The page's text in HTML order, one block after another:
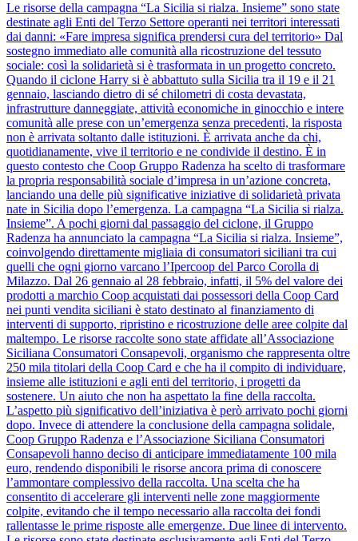
Le risorse della campagna “La Sicilia si rialza. Insieme” sono state
destinate agli Enti del Terzo Settore operanti nei territori interessati
dai danni: «Fare impresa significa prendersi cura del territorio» Dal
sostegno immediato alle comunità alla ricostruzione del tessuto
sociale: così la solidarietà si è trasformata in un progetto concreto.
Quando il ciclone Harry si è abbattuto sulla Sicilia tra il 19 e il 21
gennaio, lasciando dietro di sé chilometri di costa devastata,
infrastrutture danneggiate, attività economiche in ginocchio e intere
comunità alle prese con un’emergenza senza precedenti, la risposta
non è arrivata soltanto dalle istituzioni. È arrivata anche da chi,
quotidianamente, vive il territorio e ne condivide il destino. È in
questo contesto che Coop Gruppo Radenza ha scelto di trasformare
la propria responsabilità sociale d’impresa in un’azione concreta,
lanciando una delle più significative iniziative di solidarietà privata
nate in Sicilia dopo l’emergenza. La campagna “La Sicilia si rialza.
Insieme”. A pochi giorni dal passaggio del ciclone, il Gruppo
Radenza ha annunciato la campagna “La Sicilia si rialza. Insieme”,
coinvolgendo direttamente migliaia di consumatori siciliani tra cui
quelli che ogni giorno varcano l’Ipercoop del Parco Corolla di
Milazzo. Dal 26 gennaio al 28 febbraio, infatti, il 5% del valore dei
prodotti a marchio Coop acquistati dai possessori della Coop Card
nei punti vendita siciliani è stato destinato al finanziamento di
interventi di supporto, ripristino e ricostruzione delle aree colpite dal
maltempo. Le risorse raccolte sono state affidate all’Associazione
Siciliana Consumatori Consapevoli, organismo che rappresenta oltre
250 mila titolari della Coop Card e che ha il compito di individuare,
insieme alle istituzioni e agli enti del territorio, i progetti da
sostenere. Un aiuto che non ha aspettato la fine della raccolta.
L’aspetto più significativo dell’iniziativa è però arrivato pochi giorni
dopo. Invece di attendere la conclusione della campagna solidale,
Coop Gruppo Radenza e l’Associazione Siciliana Consumatori
Consapevoli hanno deciso di anticipare immediatamente 100 mila
euro, rendendo disponibili le risorse ancora prima di conoscere
l’ammontare complessivo della raccolta. Una scelta che ha
consentito di accelerare gli interventi nelle zone maggiormente
colpite, evitando che il tempo necessario alla raccolta dei fondi
rallentasse le prime risposte alle emergenze. Due linee di intervento.